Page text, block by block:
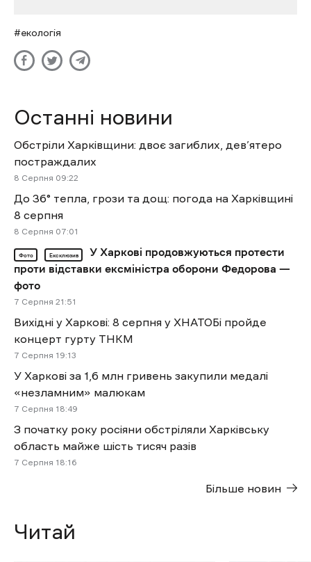
екологія
Останні новини
Обстріли Харківщини: двоє загиблих, дев’ятеро
постраждалих
8 Cерпня 09:22
До 36° тепла, грози та дощ: погода на Харківщині
8 серпня
8 Cерпня 07:01
Фото Ексклюзив
У Харкові продовжуються протести
проти відставки ексміністра оборони Федорова —
фото
7 Cерпня 21:51
Вихідні у Харкові: 8 серпня у ХНАТОБі пройде
концерт гурту ТНКМ
7 Cерпня 19:13
У Харкові за 1,6 млн гривень закупили медалі
«незламним» малюкам
7 Cерпня 18:49
З початку року росіяни обстріляли Харківську
область майже шість тисяч разів
7 Cерпня 18:16
Більше новин
Читай